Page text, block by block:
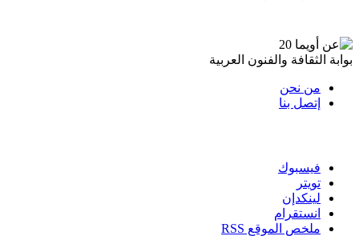
بوابة الثقافة والفنون العربية
من نحن
إتصل بنا
فيسبوك
تويتر
لينكدإن
انستقرام
ملخص الموقع RSS